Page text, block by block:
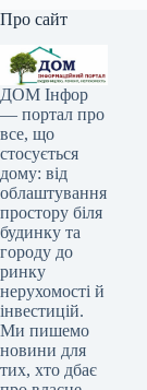
Про сайт
ДОМ Інфор
— портал про
все, що
стосується
дому: від
облаштування
простору біля
будинку та
городу до
ринку
нерухомості й
інвестицій.
Ми пишемо
новини для
тих, хто дбає